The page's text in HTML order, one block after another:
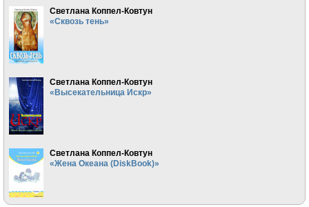
Светлана Коппел-Ковтун
«Сквозь тень»
Светлана Коппел-Ковтун
«Высекательница Искр»
Светлана Коппел-Ковтун
«Жена Океана (DiskBook)»